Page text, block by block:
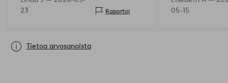
23
Raportoi
05-15
Tietoa arvosanoista